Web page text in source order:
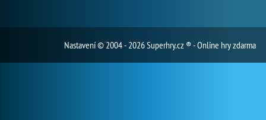
Nastavení© 2004 - 2026 Superhry.cz ® - Online hry zdarma